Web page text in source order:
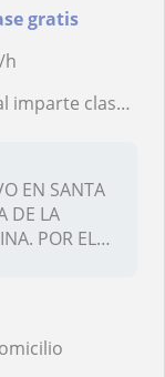
gratis
h
a alumnos de distintos niveles
EN SANTA
DE LA
POR ELLO